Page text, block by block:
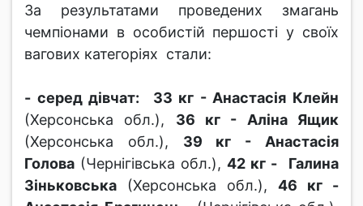
За результатами проведених змагань
чемпіонами в особистій першості у своїх
вагових категоріях стали:
- серед дівчат:
33 кг - Анастасія Клейн
(Херсонська обл.), 36 кг - Аліна Ящик
(Херсонська обл.), 39 кг - Анастасія
Голова (Чернігівська обл.), 42 кг -
Галина
Зіньковська (Херсонська обл.), 46 кг -